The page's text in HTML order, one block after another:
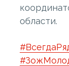
области.